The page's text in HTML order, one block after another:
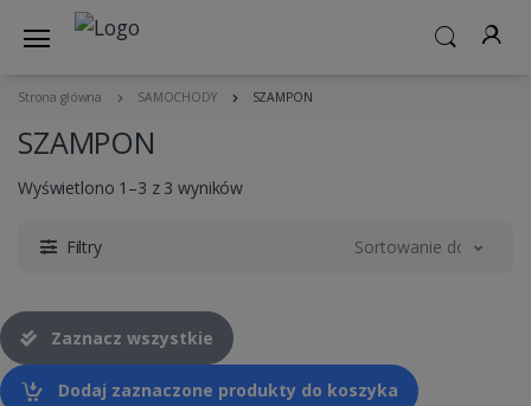
Strona główna SAMOCHODY SZAMPON
SZAMPON
Wyświetlono 1–3 z 3 wyników
Filtry Sortowanie domyślne
Zaznacz wszystkie
Dodaj zaznaczone produkty do koszyka